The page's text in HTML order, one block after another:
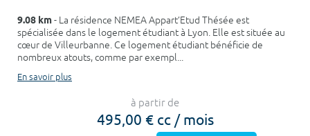
9.08 km- La résidence NEMEA Appart’Etud Thésée est
spécialisée dans le logement étudiant à Lyon. Elle est située au
cœur de Villeurbanne. Ce logement étudiant bénéficie de
nombreux atouts, comme par exempl...
En savoir plus
à partir de
495,00 € cc / mois